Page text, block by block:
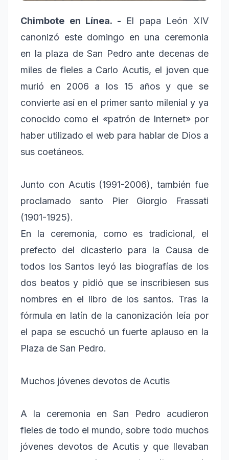
Chimbote en Línea. -
El papa León XIV
canonizó este domingo en una ceremonia
en la plaza de San Pedro ante decenas de
miles de fieles a Carlo Acutis, el joven que
murió en 2006 a los 15 años y que se
convierte así en el primer santo milenial y ya
conocido como el «patrón de Internet» por
haber utilizado el web para hablar de Dios a
sus coetáneos.
Junto con Acutis (1991-2006), también fue
proclamado santo Pier Giorgio Frassati
(1901-1925).
En la ceremonia, como es tradicional, el
prefecto del dicasterio para la Causa de
todos los Santos leyó las biografías de los
dos beatos y pidió que se inscribiesen sus
nombres en el libro de los santos. Tras la
fórmula en latín de la canonización leía por
el papa se escuchó un fuerte aplauso en la
Plaza de San Pedro.
Muchos jóvenes devotos de Acutis
A la ceremonia en San Pedro acudieron
fieles de todo el mundo, sobre todo muchos
jóvenes devotos de Acutis y que llevaban